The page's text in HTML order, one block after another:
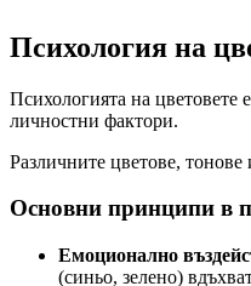
Психология на
Психологията на цветовете
личностни фактори.
Различните цветове,
Основни принципи в
Емоционално
(синьо, зелено)